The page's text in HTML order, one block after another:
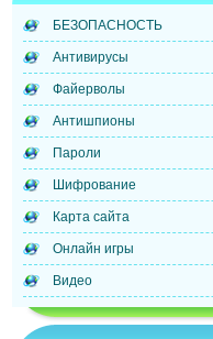
БЕЗОПАСНОСТЬ
Антивирусы
Файерволы
Антишпионы
Пароли
Шифрование
Карта сайта
Онлайн игры
Видео